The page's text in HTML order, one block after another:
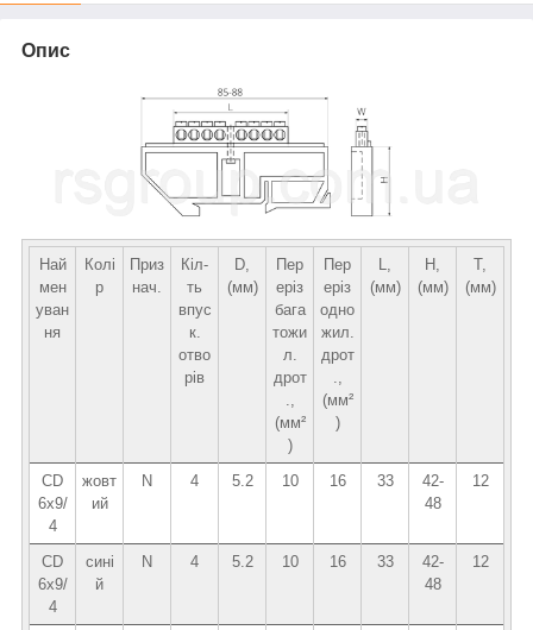
Опис
Най
мен
уван
ня
Колі
р
Приз
нач.
Кіл-
ть
впус
к.
отво
рів
D,
(мм)
Пер
еріз
бага
тожи
л.
дрот
(мм²
)
Пер
еріз
одно
жил.
дрот
(мм²
)
L,
(мм)
H,
(мм)
T,
(мм)
CD
6х9/
4
жовт
ий
N 4 5.2 10 16 33
42-
48
12
CD
6x9/
4
сині
й
N 4 5.2 10 16 33
42-
48
12